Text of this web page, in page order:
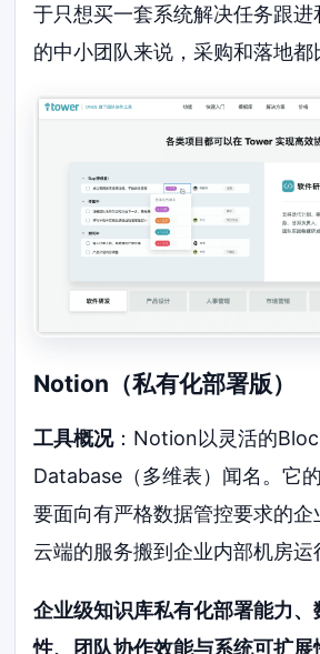
于只想买一套系统解决任务跟
的中小团队来说，采购和落地都
Notion（私有化部署版）
工具概况：Notion以灵活的
Database（多维表）闻名。它
要面向有严格数据管控要求的
云端的服务搬到企业内部机房运
企业级知识库私有化部署能力
性、团队协作效能与系统可扩展